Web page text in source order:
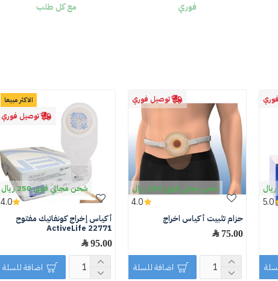
فوري مع كل طلب
5.0
توصيل فوري
شحن مجاني فوق 250 ريال
حزام تثبيت أكياس اخراج
75.00 ﷼
4.0
اضافة للسلة
الاكثر مبيعا
توصيل فوري
شحن مجاني فوق 250 ريال
أكياس إخراج كونفاتيك مفتوح
ActiveLife 22771
95.00 ﷼
4.0
اضافة للسلة